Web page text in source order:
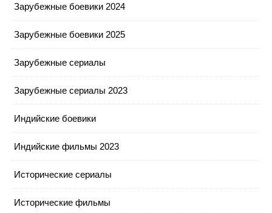
Зарубежные боевики 2024
Зарубежные боевики 2025
Зарубежные сериалы
Зарубежные сериалы 2023
Индийские боевики
Индийские фильмы 2023
Исторические сериалы
Исторические фильмы